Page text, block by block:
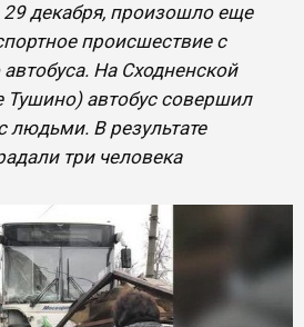
декабря, произошло еще
происшествие с
На Сходненской
автобус совершил
людьми. В результате
три человека